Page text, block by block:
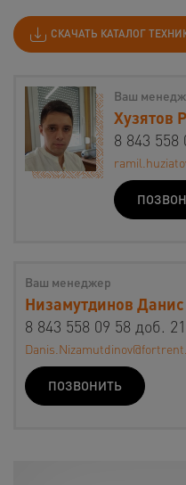
СКАЧАТЬ КАТАЛОГ
Ваш
Хузятов
8 843 558
Ваш менеджер
Низамутдинов Данис
8 843 558 09 58 доб.
ПОЗВОНИТЬ